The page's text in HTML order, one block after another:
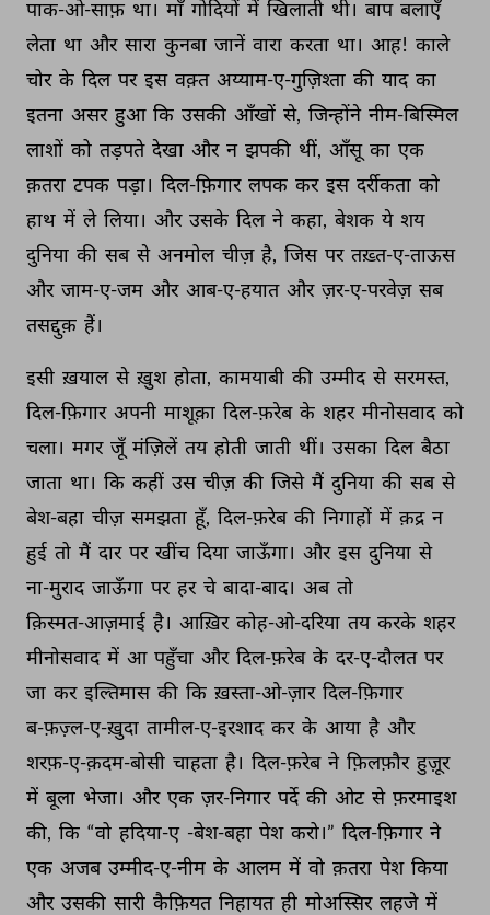
पाक-ओ-साफ़ था। माँ गोदियों में खिलाती थी। बाप बलाएँ
लेता था और सारा कुनबा जानें वारा करता था। आह! काले
चोर के दिल पर इस वक़्त अय्याम-ए-गुज़िश्ता की याद का
इतना असर हुआ कि उसकी आँखों से, जिन्होंने नीम-बिस्मिल
लाशों को तड़पते देखा और न झपकी थीं, आँसू का एक
क़तरा टपक पड़ा। दिल-फ़िगार लपक कर इस दर्रीकता को
हाथ में ले लिया। और उसके दिल ने कहा, बेशक ये शय
दुनिया की सब से अनमोल चीज़ है, जिस पर तख़्त-ए-ताऊस
और जाम-ए-जम और आब-ए-हयात और ज़र-ए-परवेज़ सब
तसद्दुक़ हैं।
इसी ख़याल से ख़ुश होता, कामयाबी की उम्मीद से सरमस्त,
दिल-फ़िगार अपनी माशूक़ा दिल-फ़रेब के शहर मीनोसवाद को
चला। मगर जूँ मंज़िलें तय होती जाती थीं। उसका दिल बैठा
जाता था। कि कहीं उस चीज़ की जिसे मैं दुनिया की सब से
बेश-बहा चीज़ समझता हूँ, दिल-फ़रेब की निगाहों में क़द्र न
हुई तो मैं दार पर खींच दिया जाऊँगा। और इस दुनिया से
ना-मुराद जाऊँगा पर हर चे बादा-बाद। अब तो
क़िस्मत-आज़माई है। आख़िर कोह-ओ-दरिया तय करके शहर
मीनोसवाद में आ पहुँचा और दिल-फ़रेब के दर-ए-दौलत पर
जा कर इल्तिमास की कि ख़स्ता-ओ-ज़ार दिल-फ़िगार
ब-फ़ज़्ल-ए-ख़ुदा तामील-ए-इरशाद कर के आया है और
शरफ़-ए-क़दम-बोसी चाहता है। दिल-फ़रेब ने फ़िलफ़ौर हुज़ूर
में बूला भेजा। और एक ज़र-निगार पर्दे की ओट से फ़रमाइश
की, कि “वो हदिया-ए -बेश-बहा पेश करो।” दिल-फ़िगार ने
एक अजब उम्मीद-ए-नीम के आलम में वो क़तरा पेश किया
और उसकी सारी कैफ़ियत निहायत ही मोअस्सिर लहजे में